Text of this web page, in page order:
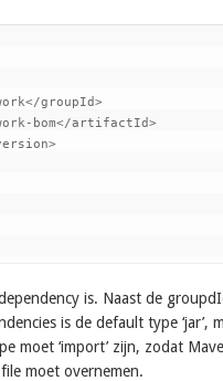
groupId>
bom</artifactId>
is. Naast de
is de default type ‘jar’,
moet ‘import’ zijn, zodat
moet overnemen.